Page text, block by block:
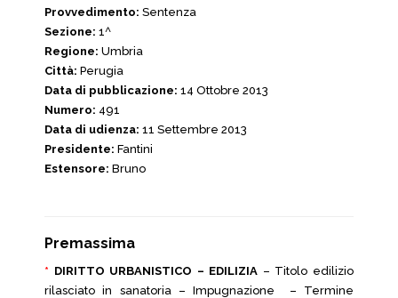
Provvedimento: Sentenza
Sezione: 1^
Regione: Umbria
Città: Perugia
Data di pubblicazione: 14 Ottobre 2013
Numero: 491
Data di udienza: 11 Settembre 2013
Presidente: Fantini
Estensore: Bruno
Premassima
* DIRITTO URBANISTICO – EDILIZIA – Titolo edilizio
rilasciato in sanatoria – Impugnazione – Termine